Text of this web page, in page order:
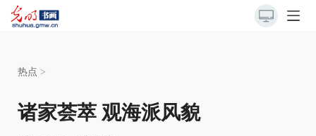
热点 >
诸家荟萃 观海派风貌